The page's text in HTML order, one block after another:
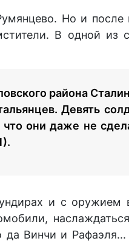
Но и после
В одной из
района
Девять
они даже не
и с
Винчи и